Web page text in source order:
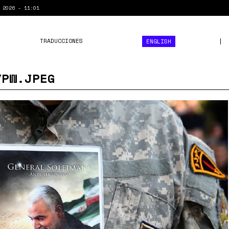
- 11:01
TRADUCCIONES ENGLISH